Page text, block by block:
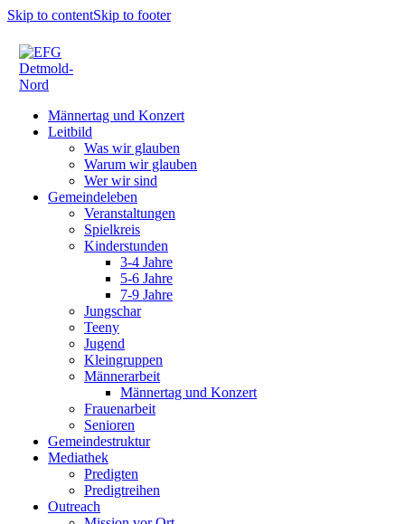
Skip to contentSkip to footer
Männertag und Konzert
Leitbild
Was wir glauben
Warum wir glauben
Wer wir sind
Gemeindeleben
Veranstaltungen
Spielkreis
Kinderstunden
3-4 Jahre
5-6 Jahre
7-9 Jahre
Jungschar
Teeny
Jugend
Kleingruppen
Männerarbeit
Männertag und Konzert
Frauenarbeit
Senioren
Gemeindestruktur
Mediathek
Predigten
Predigtreihen
Outreach